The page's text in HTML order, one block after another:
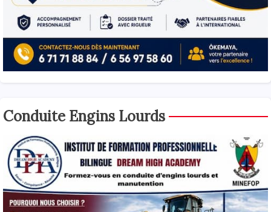
Conduite Engins Lourds